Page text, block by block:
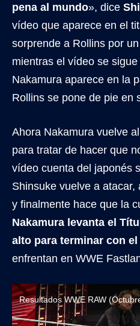
pena al mundo», dice
vídeo que aparece en el
sorprende a Rollins por
mientras el vídeo se
Nakamura aparece en la
Rollins se pone de pie en
Ahora Nakamura vuelve
para tratar de hacer que
vídeo cuenta del japonés
Shinsuke vuelve a
y finalmente hace que la
Nakamura levanta el
alto para terminar con el
enfrentan en WWE
Resultados WWE RAW